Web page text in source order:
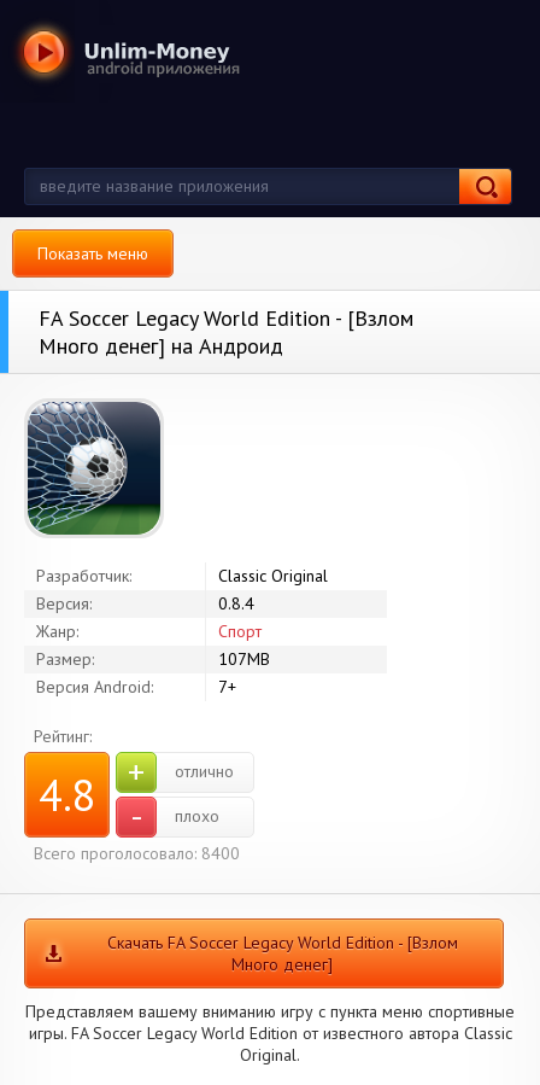
Показать меню
FA Soccer Legacy World Edition - [Взлом
Много денег] на Андроид
Разработчик:
Classic Original
Версия:
0.8.4
Жанр:
Спорт
Размер:
107MB
Версия Android:
7+
Рейтинг:
4.8 + отлично
-
плохо
Всего проголосовало: 8400
Скачать FA Soccer Legacy World Edition - [Взлом
Много денег]
Представляем вашему вниманию игру с пункта меню спортивные
игры. FA Soccer Legacy World Edition от известного автора Classic
Original.